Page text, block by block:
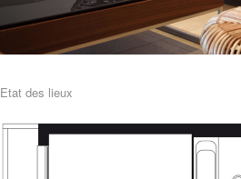
Etat des lieux